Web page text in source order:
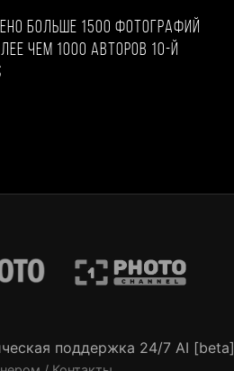
больше 1500 фотографий
чем 1000 авторов 10-й
поддержка 24/7 AI [beta]